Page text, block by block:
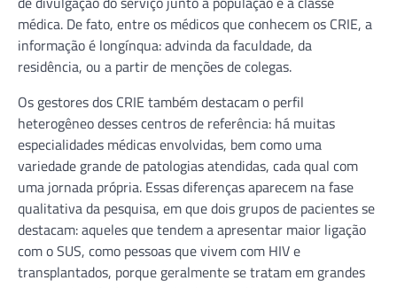
médica. De fato, entre os médicos que conhecem os CRIE, a
informação é longínqua: advinda da faculdade, da
residência, ou a partir de menções de colegas.
Os gestores dos CRIE também destacam o perfil
heterogêneo desses centros de referência: há muitas
especialidades médicas envolvidas, bem como uma
variedade grande de patologias atendidas, cada qual com
uma jornada própria. Essas diferenças aparecem na fase
qualitativa da pesquisa, em que dois grupos de pacientes se
destacam: aqueles que tendem a apresentar maior ligação
com o SUS, como pessoas que vivem com HIV e
transplantados, porque geralmente se tratam em grandes